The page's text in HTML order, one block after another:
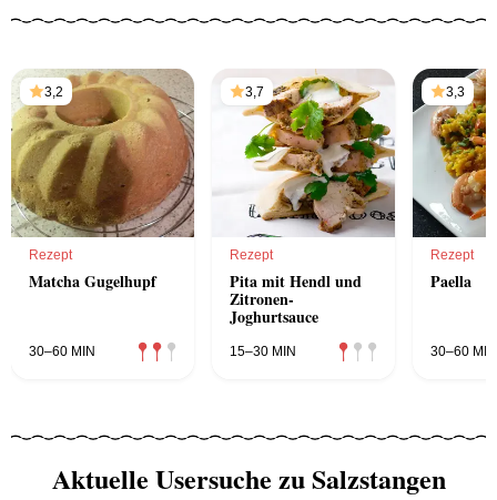
3,2
Rezept
Matcha Gugelhupf
30–60 MIN
3,7
Rezept
Pita mit Hendl und
Zitronen-
Joghurtsauce
15–30 MIN
3,3
Rezept
Paella
30–60 MIN
Aktuelle Usersuche zu Salzstangen